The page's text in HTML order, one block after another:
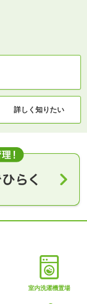
詳しく知りたい
室内洗濯機置場